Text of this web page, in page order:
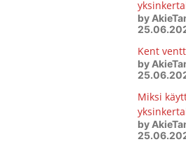
by
Kent
by
Miksi
by